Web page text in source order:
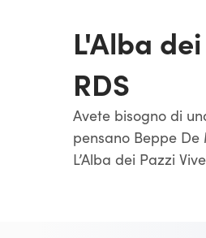
L'Alba
RDS
Avete bisogno di
pensano Beppe
L’Alba dei Pazzi